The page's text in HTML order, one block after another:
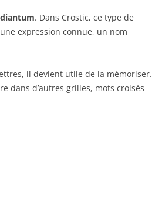
. Dans Crostic, ce type de
expression connue, un nom
il devient utile de la mémoriser.
dans d’autres grilles, mots croisés